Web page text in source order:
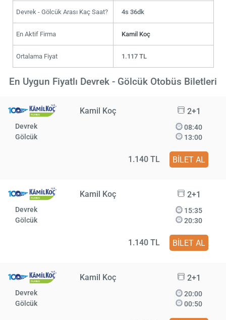
Devrek - Gölcük Arası Kaç Saat? 4s 36dk
En Aktif Firma Kamil Koç
Ortalama Fiyat 1.117 TL
En Uygun Fiyatlı Devrek - Gölcük Otobüs Biletleri
Kamil Koç 2+1
Devrek
Gölcük
08:40
13:00
1.140 TL BİLET AL
Kamil Koç 2+1
Devrek
Gölcük
15:35
20:30
1.140 TL BİLET AL
Kamil Koç 2+1
Devrek
Gölcük
20:00
00:50